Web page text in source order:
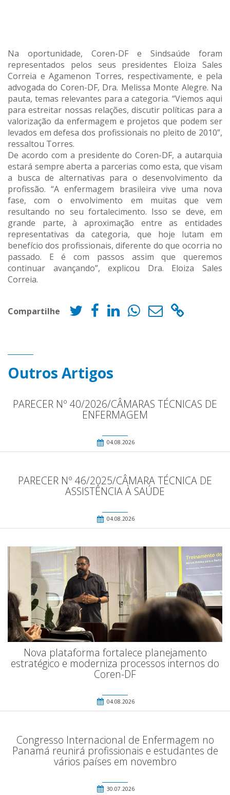
Na oportunidade, Coren-DF e Sindsaúde foram
representados pelos seus presidentes Eloiza Sales
Correia e Agamenon Torres, respectivamente, e pela
advogada do Coren-DF, Dra. Melissa Monte Alegre. Na
pauta, temas relevantes para a categoria. “Viemos aqui
para estreitar nossas relações, discutir políticas para a
valorização da enfermagem e projetos que podem ser
levados em defesa dos profissionais no pleito de 2010”,
ressaltou Torres.
De acordo com a presidente do Coren-DF, a autarquia
estará sempre aberta a parcerias como esta, que visam
a busca de alternativas para o desenvolvimento da
profissão. “A enfermagem brasileira vive uma nova
fase, com o envolvimento em muitas que vem
resultando no seu fortalecimento. Isso se deve, em
grande parte, à aproximação entre as entidades
representativas da categoria, que hoje lutam em
benefício dos profissionais, diferente do que ocorria no
passado. E é com passos assim que queremos
continuar avançando”, explicou Dra. Eloiza Sales
Correia.
Compartilhe
Outros Artigos
PARECER Nº 40/2026/CÂMARAS TÉCNICAS DE
ENFERMAGEM
04.08.2026
PARECER Nº 46/2025/CÂMARA TÉCNICA DE
ASSISTÊNCIA À SAÚDE
04.08.2026
Nova plataforma fortalece planejamento
estratégico e moderniza processos internos do
Coren-DF
04.08.2026
Congresso Internacional de Enfermagem no
Panamá reunirá profissionais e estudantes de
vários países em novembro
30.07.2026